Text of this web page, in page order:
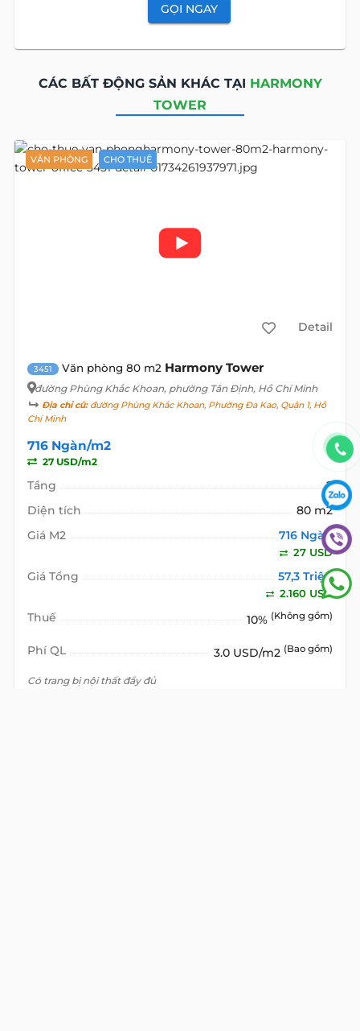
GỌI NGAY
CÁC BẤT ĐỘNG SẢN KHÁC TẠI HARMONY
TOWER
VĂN PHÒNG CHO THUÊ
Detail
3451 Văn phòng 80 m2 Harmony Tower
đường Phùng Khắc Khoan, phường Tân Định, Hồ Chí Minh
Địa chỉ cũ:đường Phùng Khắc Khoan, Phường Đa Kao, Quận 1, Hồ
Chí Minh
716 Ngàn/m2
27 USD/m2
Tầng
2
Diện tích
80 m2
Giá M2
716 Ngàn
27 USD
Giá Tổng 57,3 Triệu
2.160 USD
Thuế 10% (Không gồm)
Phí QL 3.0 USD/m2 (Bao gồm)
Có trang bị nội thất đầy đủ